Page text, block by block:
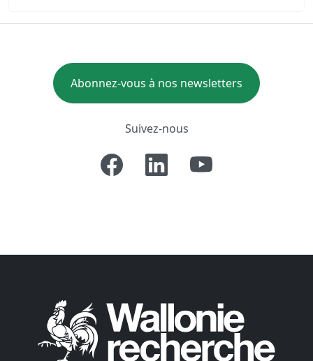
Abonnez-vous à nos newsletters
Suivez-nous